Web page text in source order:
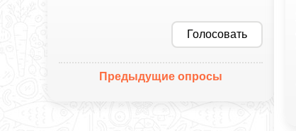
Голосовать
Предыдущие опросы